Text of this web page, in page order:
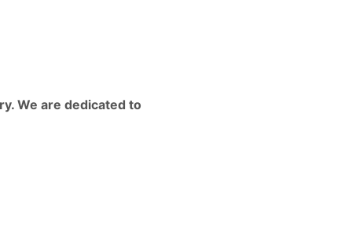
We are dedicated to